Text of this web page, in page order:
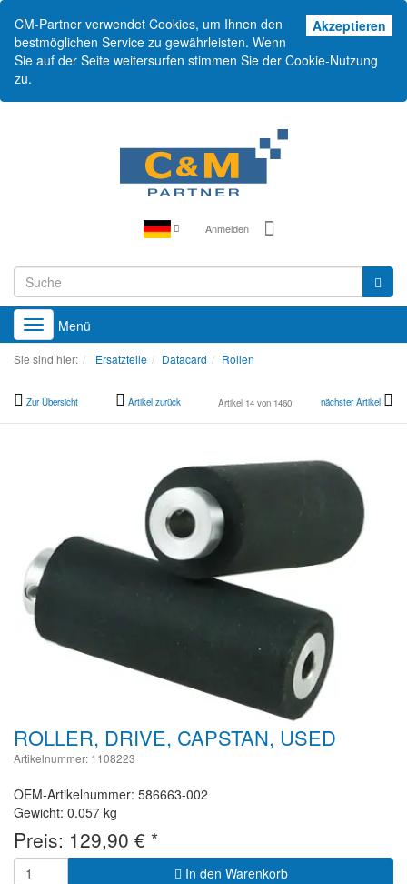
Akzeptieren
CM-Partner verwendet Cookies, um Ihnen den
bestmöglichen Service zu gewährleisten. Wenn
Sie auf der Seite weitersurfen stimmen Sie der Cookie-Nutzung
zu.
Anmelden
Toggle
navigation
Menü
Sie sind hier: Ersatzteile Datacard Rollen
Zur Übersicht Artikel zurück Artikel 14 von 1460 nächster Artikel
ROLLER, DRIVE, CAPSTAN, USED
Artikelnummer: 1108223
OEM-Artikelnummer: 586663-002
Gewicht: 0.057 kg
Preis: 129,90 € *
In den Warenkorb